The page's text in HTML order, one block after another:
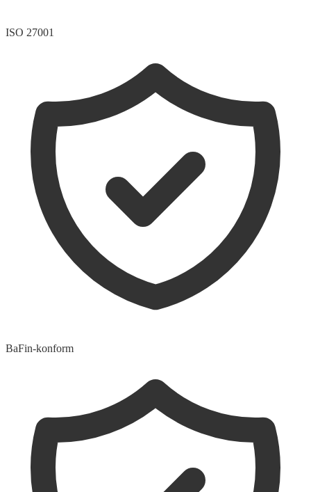
ISO 27001
BaFin-konform